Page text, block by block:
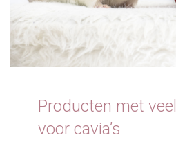
Producten met
voor cavia’s